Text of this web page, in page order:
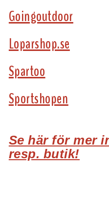
Goingoutdoor
Loparshop.se
Spartoo
Sportshopen
Se här för mer
resp. butik!